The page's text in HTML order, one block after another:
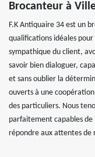
Brocanteur à
F.K Antiquaire 34 est un
qualifications idéales
sympathique du client,
savoir bien dialoguer,
et sans oublier la
ouverts à une
des particuliers. Nous
parfaitement capables
répondre aux attentes de